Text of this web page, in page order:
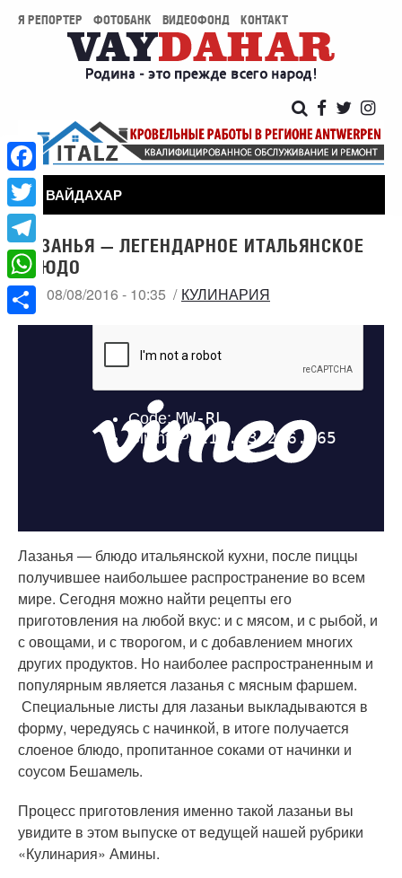
Я РЕПОРТЕР ФОТОБАНК ВИДЕОФОНД КОНТАКТ
ВАЙДАХАР
ЛАЗАНЬЯ — ЛЕГЕНДАРНОЕ ИТАЛЬЯНСКОЕ
БЛЮДО
ПН, 08/08/2016 - 10:35 КУЛИНАРИЯ
Лазанья — блюдо итальянской кухни, после пиццы
получившее наибольшее распространение во всем
мире. Сегодня можно найти рецепты его
приготовления на любой вкус: и с мясом, и с рыбой, и
с овощами, и с творогом, и с добавлением многих
других продуктов. Но наиболее распространенным и
популярным является лазанья с мясным фаршем.
Специальные листы для лазаньи выкладываются в
форму, чередуясь с начинкой, в итоге получается
слоеное блюдо, пропитанное соками от начинки и
соусом Бешамель.
Процесс приготовления именно такой лазаньи вы
увидите в этом выпуске от ведущей нашей рубрики
«Кулинария» Амины.
Facebook
Twitter
Telegram
WhatsApp
Share